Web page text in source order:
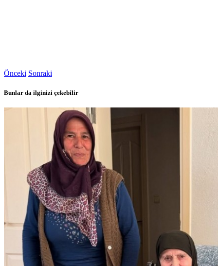
Önceki Sonraki
Bunlar da ilginizi çekebilir